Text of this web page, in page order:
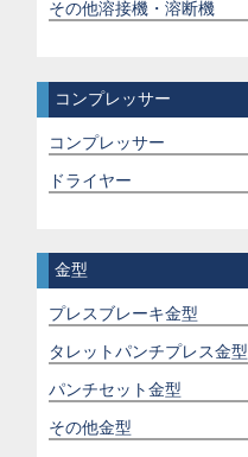
その他溶接機・溶断機
コンプレッサー
コンプレッサー
ドライヤー
金型
プレスブレーキ金型
タレットパンチプレス金型
パンチセット金型
その他金型